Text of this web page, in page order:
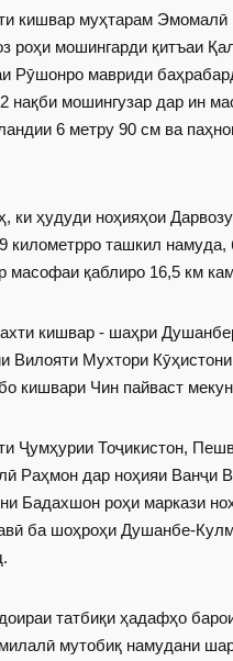
кишвар муҳтарам Эмомалӣ
роҳи мошингарди қитъаи
Рӯшонро мавриди
нақби мошингузар дар ин
6 метру 90 см ва
ки ҳудуди ноҳияҳои
километрро ташкил намуда,
масофаи қаблиро 16,5 км
кишвар - шаҳри
Вилояти Мухтори
кишвари Чин пайваст
Ҷумҳурии Тоҷикистон,
Раҳмон дар ноҳияи Ванҷи
Бадахшон роҳи маркази
ба шоҳроҳи Душанбе-
татбиқи ҳадафҳо
мутобиқ намудани